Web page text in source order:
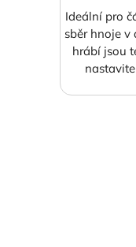
Ideální pro
sběr hnoje v
hrábí jsou